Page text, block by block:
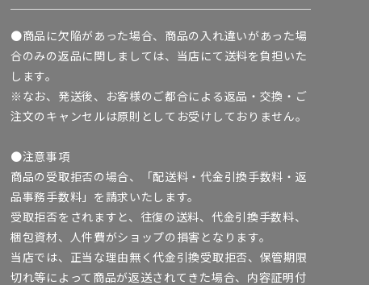
●商品に欠陥があった場合、商品の入れ違いがあった場
合のみの返品に関しましては、当店にて送料を負担いた
します。
※なお、発送後、お客様のご都合による返品・交換・ご
注文のキャンセルは原則としてお受けしておりません。
●注意事項
商品の受取拒否の場合、「配送料・代金引換手数料・返
品事務手数料」を請求いたします。
受取拒否をされますと、往復の送料、代金引換手数料、
梱包資材、人件費がショップの損害となります。
当店では、正当な理由無く代金引換受取拒否、保管期限
切れ等によって商品が返送されてきた場合、内容証明付